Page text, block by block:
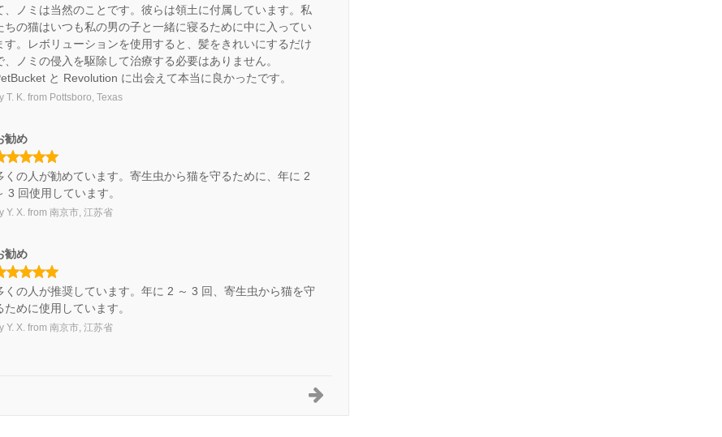
、ノミは当然のことです。彼らは領土に付属しています。私
ちの猫はいつも私の男の子と一緒に寝るために中に入ってい
す。レボリューションを使用すると、髪をきれいにするだけ
、ノミの侵入を駆除して治療する必要はありません。
と Revolution に出会えて本当に良かったです。
T. K. from Pottsboro, Texas
勧め
くの人が勧めています。寄生虫から猫を守るために、年に 2
3 回使用しています。
Y. X. from南京市, 江苏省
勧め
くの人が推奨しています。年に 2 ～ 3 回、寄生虫から猫を守
ために使用しています。
Y. X. from南京市, 江苏省